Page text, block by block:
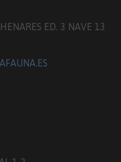
ED. 3 NAVE 13